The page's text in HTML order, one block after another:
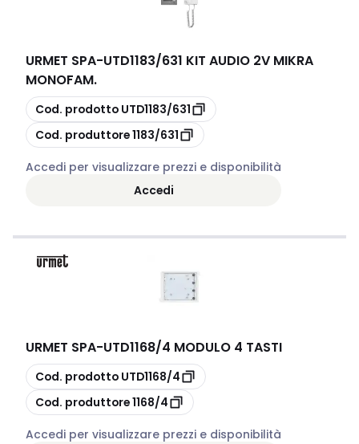
URMET SPA-UTD1183/631 KIT AUDIO 2V MIKRA
MONOFAM.
copia
Cod. prodotto UTD1183/631
copia
Cod. produttore1183/631
Accedi per visualizzare prezzi e disponibilità
Accedi
URMET SPA-UTD1168/4 MODULO 4 TASTI
copia
Cod. prodotto UTD1168/4
copia
Cod. produttore1168/4
Accedi per visualizzare prezzi e disponibilità